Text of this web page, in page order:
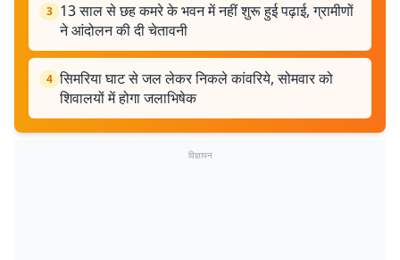
3 13 साल से छह कमरे के भवन में नहीं शुरू हुई पढ़ाई, ग्रामीणों
ने आंदोलन की दी चेतावनी
4 सिमरिया घाट से जल लेकर निकले कांवरिये, सोमवार को
शिवालयों में होगा जलाभिषेक
विज्ञापन